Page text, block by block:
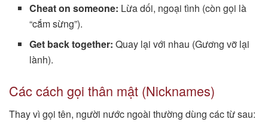
Cheat on someone: Lừa dối, ngoại tình (còn gọi là
“cắm sừng”).
Get back together: Quay lại với nhau (Gương vỡ lại
lành).
Các cách gọi thân mật (Nicknames)
Thay vì gọi tên, người nước ngoài thường dùng các từ sau: